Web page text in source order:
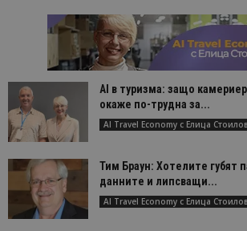
AI в туризма: защо
окаже по-трудна за...
AI Travel Economy с Елица
Тим Браун: Хотелите губят
данните и липсващи...
AI Travel Economy с Елица